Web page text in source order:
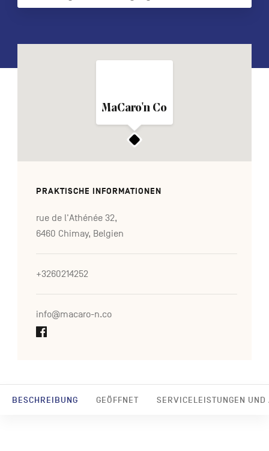
FR NL EN
Navigation
BESCHREIBUNG GEÖFFNET SERVICELEISTUNGEN UND
MaCaro'n Co
PRAKTISCHE INFORMATIONEN
rue de l'Athénée 32,
6460 Chimay, Belgien
+3260214252
info@macaro-n.co